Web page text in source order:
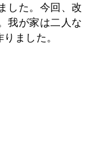
した。今回、改
我が家は二人な
ました。